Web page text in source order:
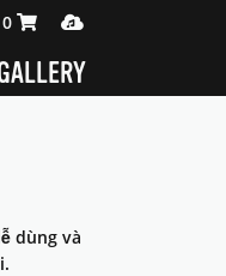
SHOPPING CART 0 ITEMS
0 MEDIA PLAYER
dùng và